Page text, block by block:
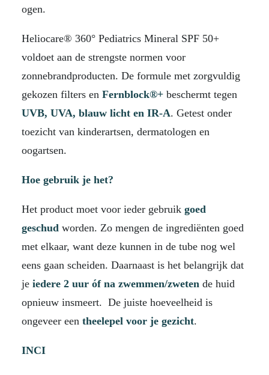
ogen.
Heliocare® 360° Pediatrics Mineral SPF 50+
voldoet aan de strengste normen voor
zonnebrandproducten. De formule met zorgvuldig
gekozen filters en Fernblock®+ beschermt tegen
UVB, UVA, blauw licht en IR-A. Getest onder
toezicht van kinderartsen, dermatologen en
oogartsen.
Hoe gebruik je het?
Het product moet voor ieder gebruik goed
geschud worden. Zo mengen de ingrediënten goed
met elkaar, want deze kunnen in de tube nog wel
eens gaan scheiden. Daarnaast is het belangrijk dat
je iedere 2 uur óf na zwemmen/zweten de huid
opnieuw insmeert. De juiste hoeveelheid is
ongeveer een theelepel voor je gezicht.
INCI